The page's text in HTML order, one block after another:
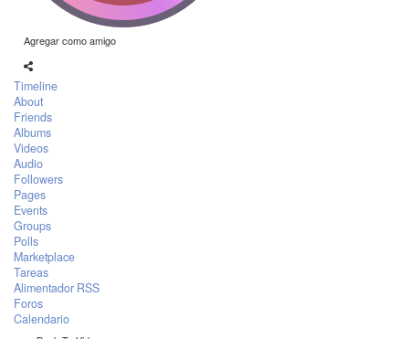
Agregar como amigo
Timeline
About
Friends
Albums
Videos
Audio
Followers
Pages
Events
Groups
Polls
Marketplace
Tareas
Alimentador RSS
Foros
Calendario